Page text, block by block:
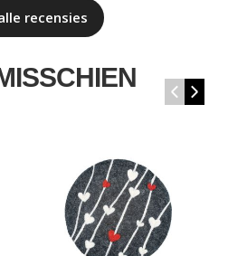
recensies
‹ ›